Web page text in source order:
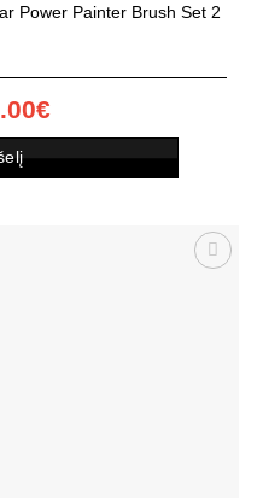
Power Painter Brush Set 2
€Current
price
is:
6.00€.